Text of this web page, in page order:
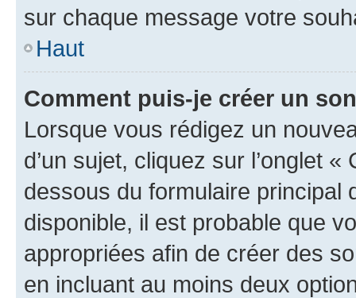
sur chaque message votre
Haut
Comment puis-je créer un
Lorsque vous rédigez un
d’un sujet, cliquez sur l’onglet
dessous du formulaire principal
disponible, il est probable que
appropriées afin de créer des
en incluant au moins deux